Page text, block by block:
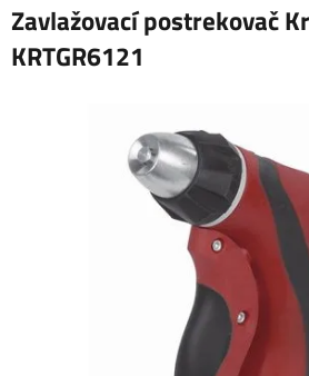
Zavlažovací postrekovač
KRTGR6121